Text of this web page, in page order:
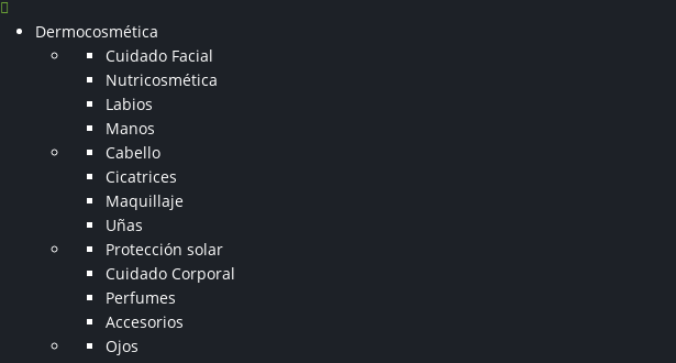
Dermocosmética
Cuidado Facial
Nutricosmética
Labios
Manos
Cabello
Cicatrices
Maquillaje
Uñas
Protección solar
Cuidado Corporal
Perfumes
Accesorios
Ojos